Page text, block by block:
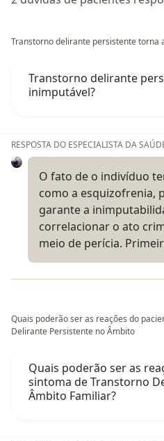
Transtorno delirante persistente torna
Transtorno delirante
inimputável?
RESPOSTA DO ESPECIALISTA DA
O fato de o indivíduo
como a esquizofrenia,
garante a
correlacionar o ato
meio de perícia.
Quais poderão ser as reações do
Delirante Persistente no Âmbito
Quais poderão ser as
sintoma de Transtorno
Âmbito Familiar?